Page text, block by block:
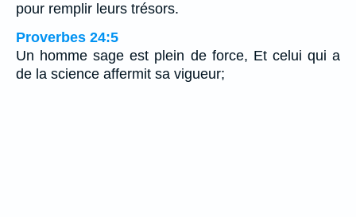
pour remplir leurs trésors.
Proverbes 24:5
Un homme sage est plein de force, Et celui qui a
de la science affermit sa vigueur;